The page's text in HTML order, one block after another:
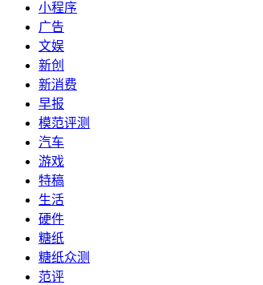
小程序
广告
文娱
新创
新消费
早报
模范评测
汽车
游戏
特稿
生活
硬件
糖纸
糖纸众测
范评